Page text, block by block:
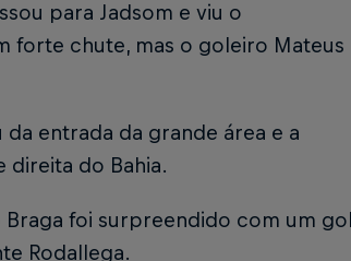
para Jadsom e viu o
forte chute, mas o goleiro Mateus
da entrada da grande área e a
direita do Bahia.
foi surpreendido com um gol
Rodallega.